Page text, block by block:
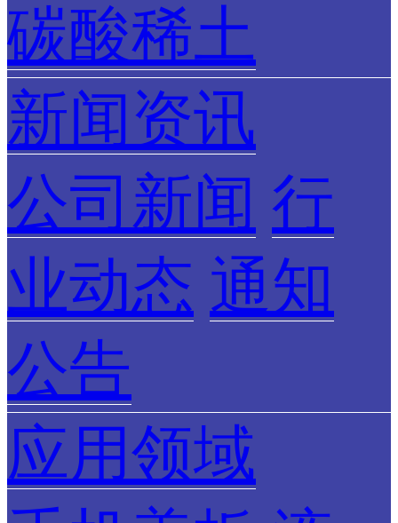
碳酸稀土
新闻资讯
公司新闻 行
业动态 通知
公告
应用领域